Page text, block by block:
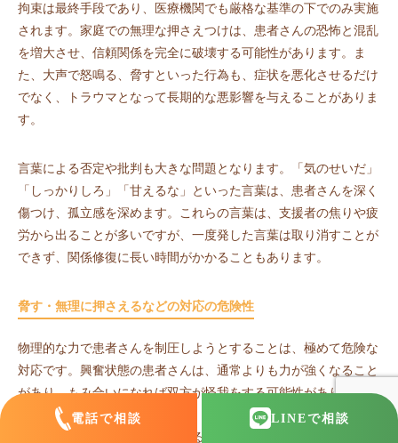
拘束は最終手段であり、医療機関でも厳格な基準の下でのみ実施
されます。家庭での無理な押さえつけは、患者さんの恐怖と混乱
を増大させ、信頼関係を完全に破壊する可能性があります。ま
た、大声で怒鳴る、脅すといった行為も、症状を悪化させるだけ
でなく、トラウマとなって長期的な悪影響を与えることがありま
す。
言葉による否定や批判も大きな問題となります。「気のせいだ」
「しっかりしろ」「甘えるな」といった言葉は、患者さんを深く
傷つけ、孤立感を深めます。これらの言葉は、支援者の焦りや疲
労から出ることが多いですが、一度発した言葉は取り消すことが
できず、関係修復に長い時間がかかることもあります。
脅す・無理に押さえるなどの対応の危険性
物理的な力で患者さんを制圧しようとすることは、極めて危険な
対応です。興奮状態の患者さんは、通常よりも力が強くなること
があり、もみ合いになれば双方が怪我をする可能性があります。
また、押さえつけられることで、患者さんは「襲われている」と
感じ、さらにパニック状態に陥ることがあります。これは症状を
電話で相談 LINEで相談